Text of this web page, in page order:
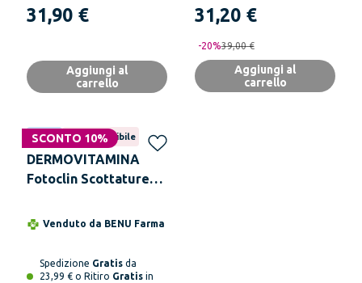
31,90 €
Aggiungi al
carrello
31,20 €
-20%39,00 €
Aggiungi al
carrello
SCONTO 10%
Novità Non disponibile
DERMOVITAMINA
Fotoclin Scottature
Venduto da BENU Farma
Spedizione Gratis da
23,99 € o Ritiro Gratis in